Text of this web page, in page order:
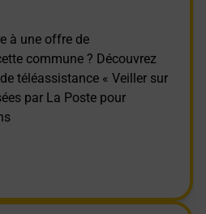
à une offre de
commune ? Découvrez
téléassistance « Veiller sur
par La Poste pour